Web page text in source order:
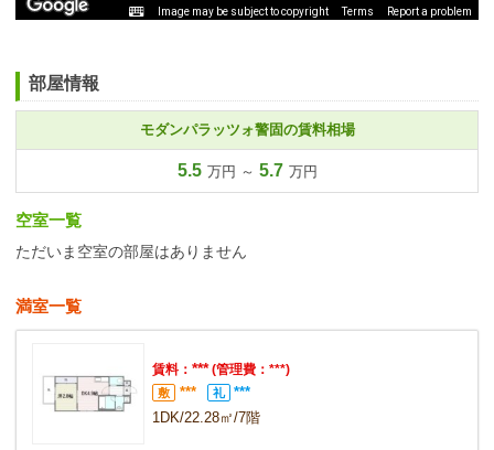
Image may be subject to copyright Terms Report a problem
部屋情報
モダンパラッツォ警固の賃料相場
5.5 万円 ～ 5.7 万円
空室一覧
ただいま空室の部屋はありません
満室一覧
賃料： ***(管理費：***)
敷 *** 礼
***
1DK/22.28㎡/7階